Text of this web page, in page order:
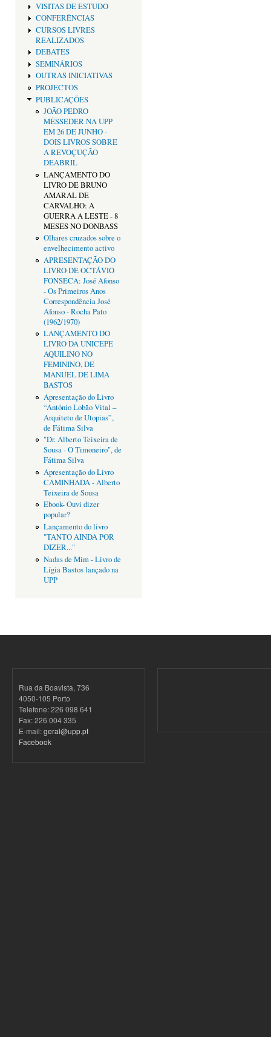
VISITAS DE ESTUDO
CONFERÊNCIAS
CURSOS LIVRES
REALIZADOS
DEBATES
SEMINÁRIOS
OUTRAS INICIATIVAS
PROJECTOS
PUBLICAÇÕES
JOÃO PEDRO
MÉSSEDER NA UPP
EM 26 DE JUNHO -
DOIS LIVROS SOBRE
A REVOÇUÇÃO
DEABRIL
LANÇAMENTO DO
LIVRO DE BRUNO
AMARAL DE
CARVALHO: A
GUERRA A LESTE - 8
MESES NO DONBASS
Olhares cruzados sobre o
envelhecimento activo
APRESENTAÇÃO DO
LIVRO DE OCTÁVIO
FONSECA: José Afonso
- Os Primeiros Anos
Correspondência José
Afonso - Rocha Pato
(1962/1970)
LANÇAMENTO DO
LIVRO DA UNICEPE
AQUILINO NO
FEMININO, DE
MANUEL DE LIMA
BASTOS
Apresentação do Livro
“António Lobão Vital –
Arquiteto de Utopias”,
de Fátima Silva
"Dr. Alberto Teixeira de
Sousa - O Timoneiro", de
Fátima Silva
Apresentação do Livro
CAMINHADA - Alberto
Teixeira de Sousa
Ebook- Ouvi dizer
popular?
Lançamento do livro
"TANTO AINDA POR
DIZER..."
Nadas de Mim - Livro de
Lígia Bastos lançado na
UPP
Rua da Boavista, 736
4050-105 Porto
Telefone: 226 098 641
Fax: 226 004 335
E-mail:geral@upp.pt
Facebook